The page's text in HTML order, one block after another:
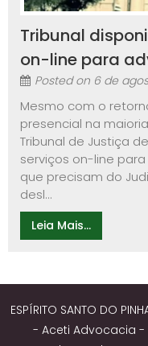
Tribunal
on-line para
Posted on 6 de
Mesmo com o
presencial na
Tribunal de Justiça
serviços on-line
que precisam do
desl...
Leia Mais...
ESPÍRITO SANTO DO
- Aceti Advocacia -